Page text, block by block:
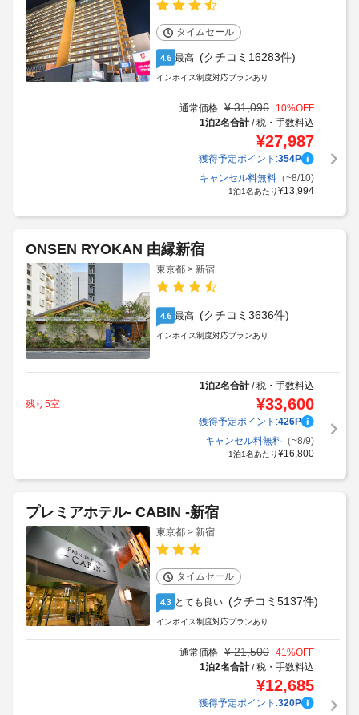
タイムセール
4.6 最高 (クチコミ16283件)
インボイス制度対応プランあり
通常価格 ¥ 31,096 10%OFF
1泊2名合計/税・手数料込
¥27,987
獲得予定ポイント:354P
キャンセル料無料（~8/10)
1泊1名あたり¥13,994
ONSEN RYOKAN 由縁新宿
東京都 > 新宿
4.6 最高 (クチコミ3636件)
インボイス制度対応プランあり
1泊2名合計/税・手数料込
残り5室
¥33,600
獲得予定ポイント:426P
キャンセル料無料（~8/9)
1泊1名あたり¥16,800
プレミアホテル- CABIN -新宿
東京都 > 新宿
タイムセール
4.3 とても良い (クチコミ5137件)
インボイス制度対応プランあり
通常価格 ¥ 21,500 41%OFF
1泊2名合計/税・手数料込
¥12,685
獲得予定ポイント:320P